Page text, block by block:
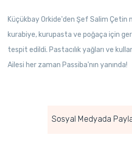
Küçükbay Orkide'den Şef Salim
kurabiye, kurupasta ve poğaça için
tespit edildi. Pastacılık yağları ve
Ailesi her zaman Passiba'nın yanında!
Sosyal Medyada